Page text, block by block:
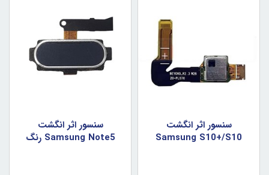
سنسور اثر انگشت
Samsung S10+/S10
سنسور اثر انگشت
Samsung Note5 رنگ